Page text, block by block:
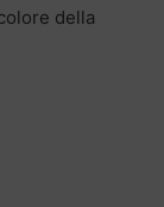
della